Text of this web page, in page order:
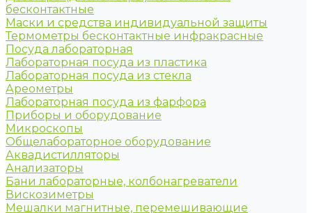
бесконтактные
Маски и средства индивидуальной защиты
Термометры бесконтактные инфракрасные
Посуда лабораторная
Лабораторная посуда из пластика
Лабораторная посуда из стекла
Ареометры
Лабораторная посуда из фарфора
Приборы и оборудование
Микроскопы
Общелабораторное оборудование
Аквадистилляторы
Анализаторы
Бани лабораторные, колбонагреватели
Вискозиметры
Мешалки магнитные, перемешивающие